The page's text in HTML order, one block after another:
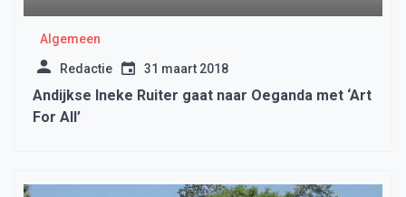
Algemeen
Redactie 31 maart 2018
Andijkse Ineke Ruiter gaat naar Oeganda met ‘Art
For All’